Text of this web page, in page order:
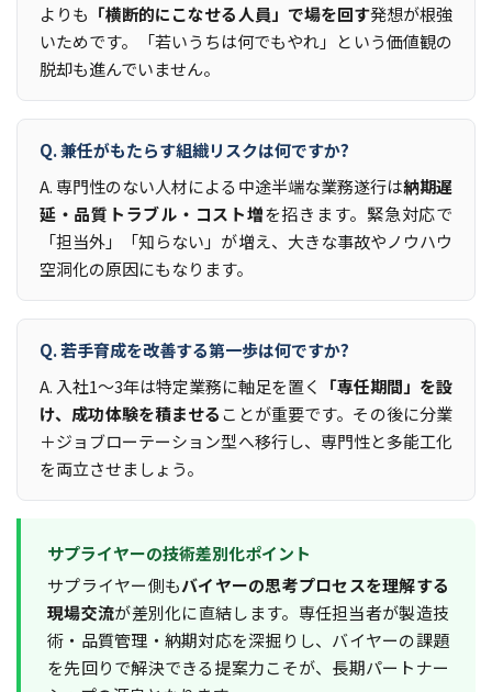
よりも 「横断的にこなせる人員」で場を回す発想が根強
いためです。「若いうちは何でもやれ」という価値観の
脱却も進んでいません。
Q. 兼任がもたらす組織リスクは何ですか?
A. 専門性のない人材による中途半端な業務遂行は納期遅
延・品質トラブル・コスト増を招きます。緊急対応で
「担当外」「知らない」が増え、大きな事故やノウハウ
空洞化の原因にもなります。
Q. 若手育成を改善する第一歩は何ですか?
A. 入社1～3年は特定業務に軸足を置く
「専任期間」を設
け、成功体験を積ませることが重要です。その後に分業
＋ジョブローテーション型へ移行し、専門性と多能工化
を両立させましょう。
サプライヤーの技術差別化ポイント
サプライヤー側もバイヤーの思考プロセスを理解する
現場交流が差別化に直結します。専任担当者が製造技
術・品質管理・納期対応を深掘りし、バイヤーの課題
を先回りで解決できる提案力こそが、長期パートナー